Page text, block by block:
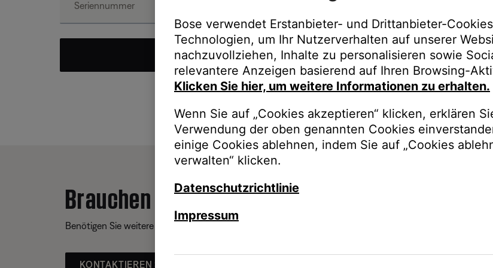
EINREICHEN
Brauchen Sie Hilfe?
Benötigen Sie weitere Unterstützung? Wir helfen Ihnen gerne.
KONTAKTIEREN SIE UNS
Bose verwendet Erstanbieter- und Drittanbieter-
Technologien, um Ihr Nutzerverhalten auf unserer
nachzuvollziehen, Inhalte zu personalisieren sowie
relevantere Anzeigen basierend auf Ihren Browsing-
Klicken Sie hier, um weitere Informationen zu erhalten.
Wenn Sie auf „Cookies akzeptieren“ klicken, erklären
Verwendung der oben genannten Cookies
einige Cookies ablehnen, indem Sie auf „Cookies
verwalten“ klicken.
Datenschutzrichtlinie
Impressum